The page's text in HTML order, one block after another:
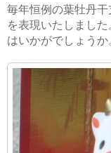
毎年恒例の葉牡丹
を表現いたしまし
はいかがでしょうか